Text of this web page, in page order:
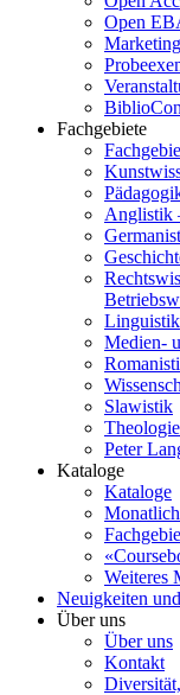
Open
Fachgebiete
Anglistik
Linguistik
Medien-
Slawistik
Peter
Kataloge
Kataloge
Weiteres
Neuigkeiten
Über uns
Über uns
Kontakt